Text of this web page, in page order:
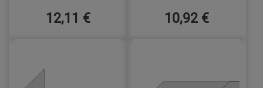
12,11 € 10,92 €